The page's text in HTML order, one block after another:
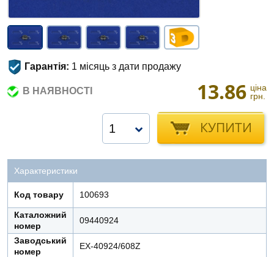
Гарантія: 1 місяць з дати продажу
В НАЯВНОСТІ 13.86 ціна
грн.
КУПИТИ
1
Характеристики
Код товару 100693
Каталожний
номер
09440924
Заводський
номер
EX-40924/608Z